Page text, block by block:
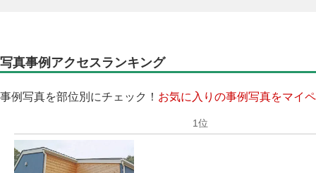
写真事例アクセスランキング
事例写真を部位別にチェック！ お気に入りの事例写真をマイ